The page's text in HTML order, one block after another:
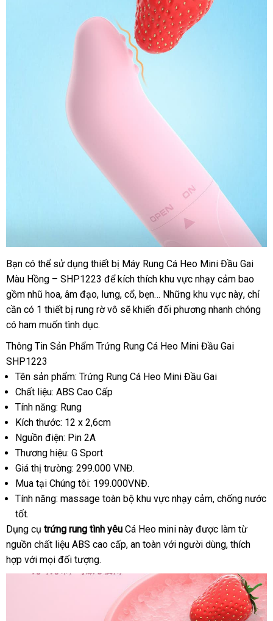
Bạn phân
phối
có thể sử dụng thiết bị Máy Rung Cá Heo Mini Đầu Gai
Màu Hồng – SHP1223 có
nên
mua
để kích thích khu vực nhạy cảm Lazada
bao
gồm nhũ hoaTrung
Quốc
, âm đạosản
xuất
, lưngnhập
khẩu
, cổmini
, bẹn… bền
Những khu vực nàyxuất
xứ
, chỉ
cần có 1 thiết bị rung rờ vô miễn
sẽ khiến đối phương nhanh chóng
có ham muốn tình dục.
Thông Tin Sản Phẩm Trứng Rung Cá Heo Mini Đầu Gai
SHP1223
Tên sản phẩm: Trứng Rung Cá Heo Mini Đầu Gai
Chất liệu: ABS Cao Cấp
Tính năng: Rung
Kích thước: 12 x 2,6cm
Nguồn điện: Pin 2A
Thương hiệu: G Sport
Giá thị trường: 299.000 VNĐ.
Mua tại Chúng tôi: 199.000VNĐ.
Tính năng: massage toàn bộ khu vực nhạy cảmfacebook
, chống nước
tốt.
Dụng cụ trứng rung tình yêu Cá Heo mini này mới
nhất
được làm từ
nguồn chất liệu ABS cao cấponline
, an toàn Hàn
với người dùngMỹ
, thích
hợp đăng
ký
với gần
nhất
mọi đối tượng.